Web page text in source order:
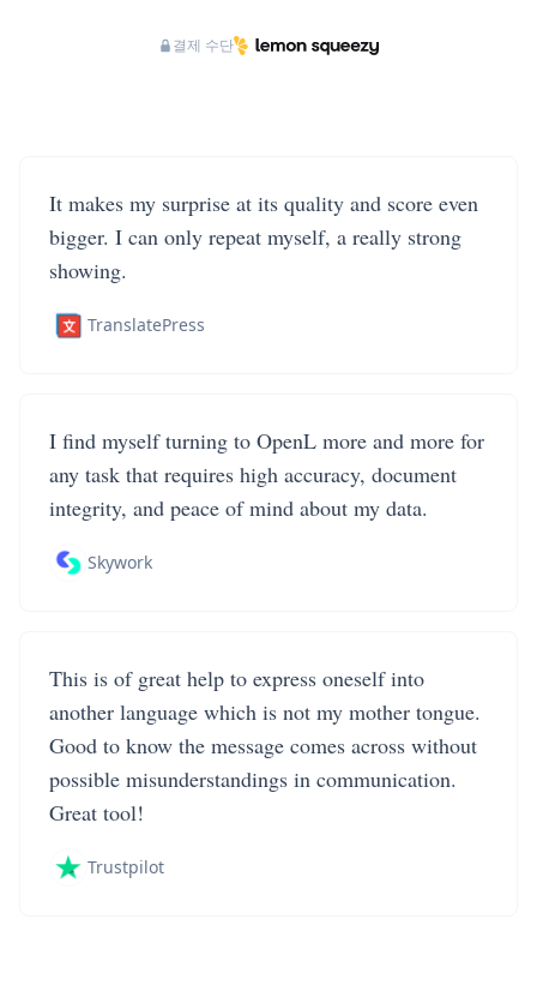
결제 수단
It makes my surprise at its quality and score even
bigger. I can only repeat myself, a really strong
showing.
TranslatePress
I find myself turning to OpenL more and more for
any task that requires high accuracy, document
integrity, and peace of mind about my data.
Skywork
This is of great help to express oneself into
another language which is not my mother tongue.
Good to know the message comes across without
possible misunderstandings in communication.
Great tool!
Trustpilot